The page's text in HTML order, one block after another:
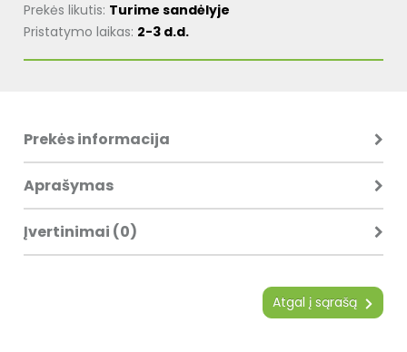
Prekės likutis: Turime sandėlyje
Pristatymo laikas: 2-3 d.d.
Prekės informacija
Aprašymas
Įvertinimai (0)
Atgal į sąrašą